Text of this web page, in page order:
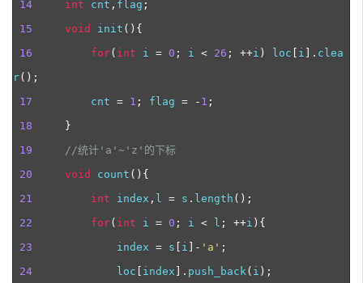
14
int cnt , flag ;
15
void init (){
16
for( int i = 0 ; i < 26 ; ++i ) loc i ]. clea
r();
17
         cnt
= 1 ; flag = - 1 ;
18
}
19
//统计'a'~'z'的下标
20
void count (){
21
int index , l = s . length ();
22
for( int i = 0 ; i < l ; ++i ){
23
             index
= s i ]- ' a ' ;
24
            loc
index ]. push_back( i );